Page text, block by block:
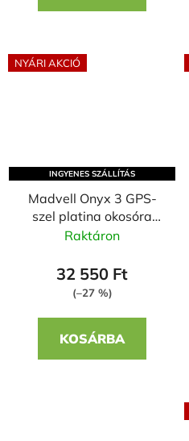
NYÁRI AKCIÓ
INGYENES SZÁLLÍTÁS
Madvell Onyx 3 GPS-
szel platina okosóra
fém szíjjal + szilikon
Raktáron
32 550 Ft
(–27 %)
KOSÁRBA